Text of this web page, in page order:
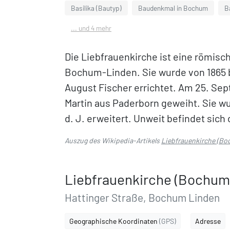
Basilika (Bautyp) Baudenkmal in Bochum
... und 4 mehr
Die Liebfrauenkirche ist eine
Bochum-Linden. Sie wurde von
August Fischer errichtet. Am 25.
Martin aus Paderborn geweiht. Sie
d. J. erweitert. Unweit befindet sich
Auszug des Wikipedia-ArtikelsLiebfrauenkirche
Liebfrauenkirche
Hattinger Straße, Bochum Linden
Geographische Koordinaten (GPS) Adresse